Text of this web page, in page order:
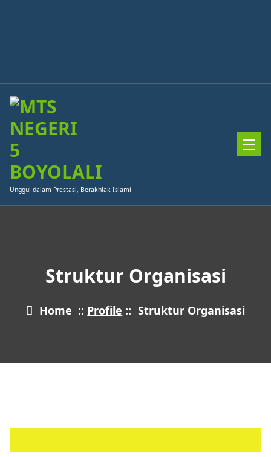
Unggul dalam Prestasi, Berakhlak Islami
Struktur Organisasi
Home :: Profile :: Struktur Organisasi